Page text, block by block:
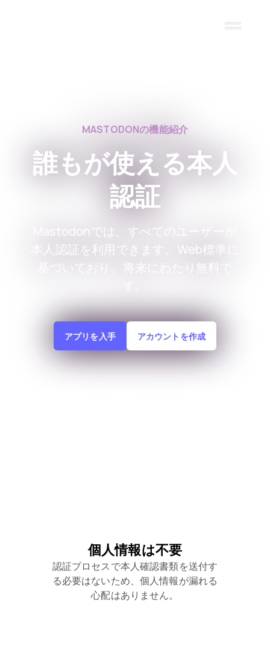
MASTODONの機能紹介
誰もが使える本人
認証
Mastodonでは、すべてのユーザーが
本人認証を利用できます。Web標準に
基づいており、将来にわたり無料で
アプリを入手 アカウントを作成
個人情報は不要
認証プロセスで本人確認書類を送付す
る必要はないため、個人情報が漏れる
心配はありません。